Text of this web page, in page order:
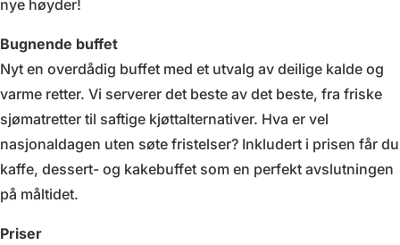
nye høyder!
Bugnende buffet
Nyt en overdådig buffet med et utvalg av deilige kalde og
varme retter. Vi serverer det beste av det beste, fra friske
sjømatretter til saftige kjøttalternativer. Hva er vel
nasjonaldagen uten søte fristelser? Inkludert i prisen får du
kaffe, dessert- og kakebuffet som en perfekt avslutningen
på måltidet.
Priser